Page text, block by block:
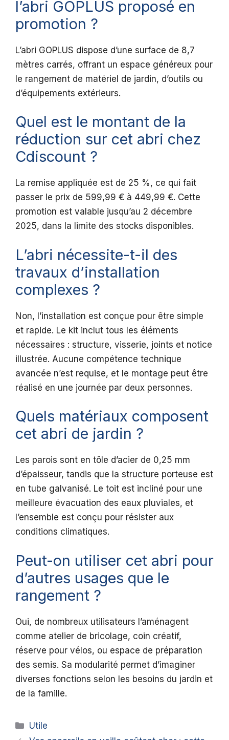
l’abri GOPLUS proposé en
promotion ?
L’abri GOPLUS dispose d’une surface de 8,7
mètres carrés, offrant un espace généreux pour
le rangement de matériel de jardin, d’outils ou
d’équipements extérieurs.
Quel est le montant de la
réduction sur cet abri chez
Cdiscount ?
La remise appliquée est de 25 %, ce qui fait
passer le prix de 599,99 € à 449,99 €. Cette
promotion est valable jusqu’au 2 décembre
2025, dans la limite des stocks disponibles.
L’abri nécessite-t-il des
travaux d’installation
complexes ?
Non, l’installation est conçue pour être simple
et rapide. Le kit inclut tous les éléments
nécessaires : structure, visserie, joints et notice
illustrée. Aucune compétence technique
avancée n’est requise, et le montage peut être
réalisé en une journée par deux personnes.
Quels matériaux composent
cet abri de jardin ?
Les parois sont en tôle d’acier de 0,25 mm
d’épaisseur, tandis que la structure porteuse est
en tube galvanisé. Le toit est incliné pour une
meilleure évacuation des eaux pluviales, et
l’ensemble est conçu pour résister aux
conditions climatiques.
Peut-on utiliser cet abri pour
d’autres usages que le
rangement ?
Oui, de nombreux utilisateurs l’aménagent
comme atelier de bricolage, coin créatif,
réserve pour vélos, ou espace de préparation
des semis. Sa modularité permet d’imaginer
diverses fonctions selon les besoins du jardin et
de la famille.
Catégories
Utile